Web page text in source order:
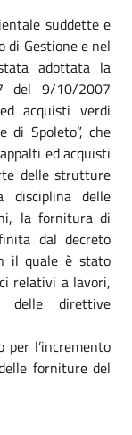
suddette e
di Gestione e nel
adottata la
del 9/10/2007
acquisti verdi
di Spoleto”, che
ed acquisti
delle strutture
disciplina delle
la fornitura di
dal decreto
il quale è stato
relativi a lavori,
direttive
l’incremento
forniture del